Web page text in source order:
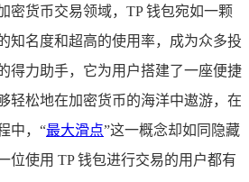
密货币交易领域，TP 钱包宛如一颗
知名度和超高的使用率，成为众多投
得力助手，它为用户搭建了一座便捷
轻松地在加密货币的海洋中遨游，在
中，“最大滑点”这一概念却如同隐藏
位使用 TP 钱包进行交易的用户都有